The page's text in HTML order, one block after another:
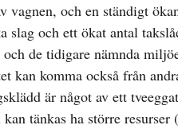
och en ständigt
och ett ökat antal
de tidigare nämnda
kan komma också från
är något av ett
tänkas ha större